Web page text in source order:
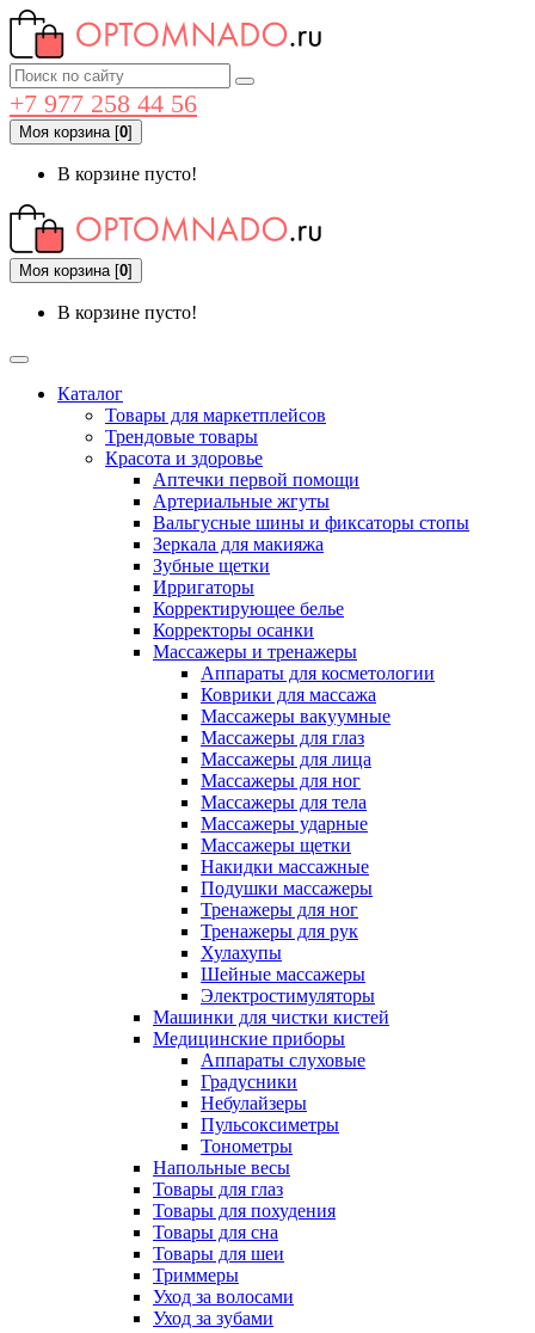
+7 977 258 44 56
Моя корзина[0]
В корзине пусто!
Моя корзина[0]
В корзине пусто!
Каталог
Товары для маркетплейсов
Трендовые товары
Красота и здоровье
Аптечки первой помощи
Артериальные жгуты
Вальгусные шины и фиксаторы стопы
Зеркала для макияжа
Зубные щетки
Ирригаторы
Корректирующее белье
Корректоры осанки
Массажеры и тренажеры
Аппараты для косметологии
Коврики для массажа
Массажеры вакуумные
Массажеры для глаз
Массажеры для лица
Массажеры для ног
Массажеры для тела
Массажеры ударные
Массажеры щетки
Накидки массажные
Подушки массажеры
Тренажеры для ног
Тренажеры для рук
Хулахупы
Шейные массажеры
Электростимуляторы
Машинки для чистки кистей
Медицинские приборы
Аппараты слуховые
Градусники
Небулайзеры
Пульсоксиметры
Тонометры
Напольные весы
Товары для глаз
Товары для похудения
Товары для сна
Товары для шеи
Триммеры
Уход за волосами
Уход за зубами